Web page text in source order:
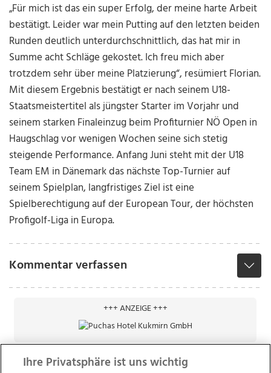
„Für mich ist das ein super Erfolg, der meine harte Arbeit
bestätigt. Leider war mein Putting auf den letzten beiden
Runden deutlich unterdurchschnittlich, das hat mir in
Summe acht Schläge gekostet. Ich freu mich aber
trotzdem sehr über meine Platzierung“, resümiert Florian.
Mit diesem Ergebnis bestätigt er nach seinem U18-
Staatsmeistertitel als jüngster Starter im Vorjahr und
seinem starken Finaleinzug beim Profiturnier NÖ Open in
Haugschlag vor wenigen Wochen seine sich stetig
steigende Performance. Anfang Juni steht mit der U18
Team EM in Dänemark das nächste Top-Turnier auf
seinem Spielplan, langfristiges Ziel ist eine
Spielberechtigung auf der European Tour, der höchsten
Profigolf-Liga in Europa.
Kommentar verfassen
+++ ANZEIGE +++
Ihre Privatsphäre ist uns wichtig